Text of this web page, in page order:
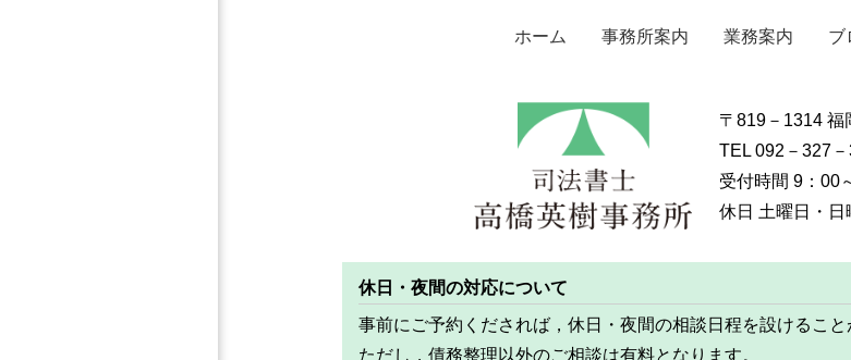
ホーム 事務所案内 業務案内 ブ
〒819－1314 福
TEL 092－327
受付時間 9：
休日 土曜日・日
休日・夜間の対応について
事前にご予約くだされば，休日・夜間の相談日程を設けること
ただし，債務整理以外のご相談は有料となります。